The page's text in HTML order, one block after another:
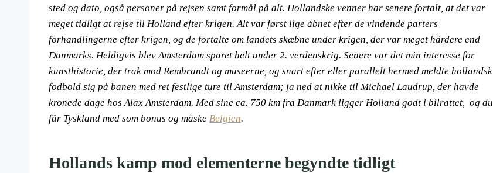
sted og dato, også personer på rejsen samt formål på alt. Hollandske venner har senere fortalt, at det var
meget tidligt at rejse til Holland efter krigen. Alt var først lige åbnet efter de vindende parters
forhandlingerne efter krigen, og de fortalte om landets skæbne under krigen, der var meget hårdere end
Danmarks. Heldigvis blev Amsterdam sparet helt under 2. verdenskrig. Senere var det min interesse for
kunsthistorie, der trak mod Rembrandt og museerne, og snart efter eller parallelt hermed meldte hollandsk
fodbold sig på banen med ret festlige ture til Amsterdam; ja ned at nikke til Michael Laudrup, der havde
kronede dage hos Alax Amsterdam. Med sine ca. 750 km fra Danmark ligger Holland godt i bilrattet, og du
får Tyskland med som bonus og måske Belgien.
Hollands kamp mod elementerne begyndte tidligt